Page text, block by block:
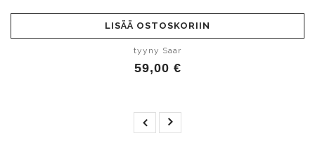
LISÄÄ OSTOSKORIIN
tyyny Saar
59,00 €